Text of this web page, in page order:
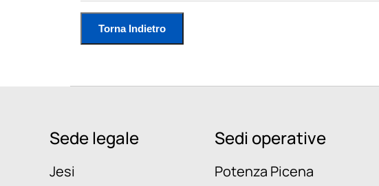
Torna Indietro
Sede legale
Jesi
Sedi operative
Potenza Picena